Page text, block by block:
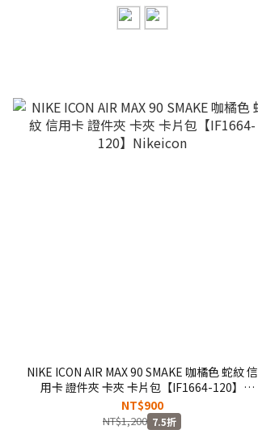
NIKE ICON AIR MAX 90 SMAKE 咖橘色 蛇紋 信
用卡 證件夾 卡夾 卡片包【IF1664-120】
Nikeicon
NT$900
NT$1,200 7.5折